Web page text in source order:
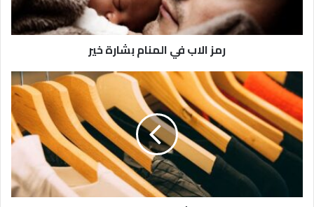
رمز الاب في المنام بشارة خير